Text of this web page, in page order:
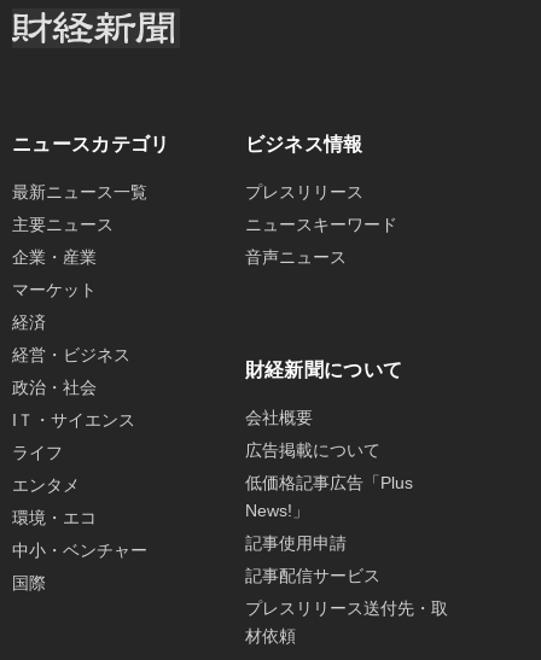
ニュースカテゴリ
最新ニュース一覧
主要ニュース
企業・産業
マーケット
経済
経営・ビジネス
政治・社会
IＴ・サイエンス
ライフ
エンタメ
環境・エコ
中小・ベンチャー
国際
ビジネス情報
プレスリリース
ニュースキーワード
音声ニュース
財経新聞について
会社概要
広告掲載について
低価格記事広告「Plus
News!」
記事使用申請
記事配信サービス
プレスリリース送付先・取
材依頼